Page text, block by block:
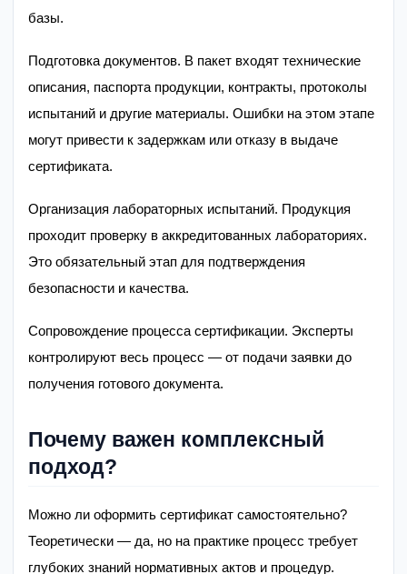
базы.
Подготовка документов. В пакет входят технические
описания, паспорта продукции, контракты, протоколы
испытаний и другие материалы. Ошибки на этом этапе
могут привести к задержкам или отказу в выдаче
сертификата.
Организация лабораторных испытаний. Продукция
проходит проверку в аккредитованных лабораториях.
Это обязательный этап для подтверждения
безопасности и качества.
Сопровождение процесса сертификации. Эксперты
контролируют весь процесс — от подачи заявки до
получения готового документа.
Почему важен комплексный
подход?
Можно ли оформить сертификат самостоятельно?
Теоретически — да, но на практике процесс требует
глубоких знаний нормативных актов и процедур.